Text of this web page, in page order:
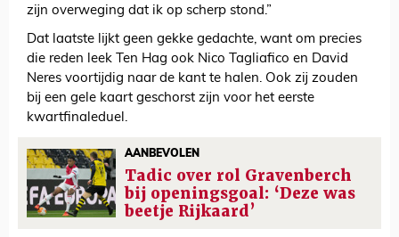
zijn overweging dat ik op scherp stond.”
Dat laatste lijkt geen gekke gedachte, want om precies
die reden leek Ten Hag ook Nico Tagliafico en David
Neres voortijdig naar de kant te halen. Ook zij zouden
bij een gele kaart geschorst zijn voor het eerste
kwartfinaleduel.
AANBEVOLEN
Tadic over rol Gravenberch
bij openingsgoal: ‘Deze was
beetje Rijkaard’